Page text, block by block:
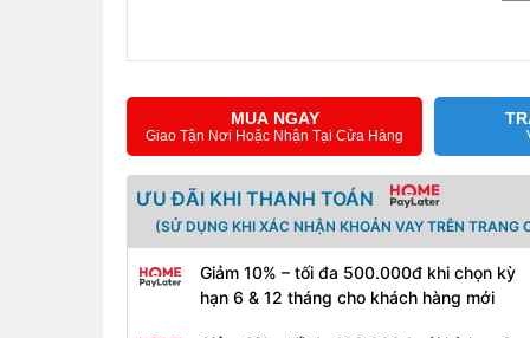
Điện áp:11.36 V
Dung lượng:5042mAh/57.3Wh
Microsoft Surface Book 3
Quy trình thay pin:
- Bước 1: Tiếp nhận thiết bị, kiểm tra tình trạng và
MUA NGAY
Giao Tận Nơi Hoặc Nhận Tại Cửa Hàng
ƯU ĐÃI KHI THANH TOÁN
(SỬ DỤNG KHI XÁC NHẬN KHOẢN VAY TRÊN TRANG
Giảm 10% – tối đa 500.000đ khi chọn kỳ
hạn 6 & 12 tháng cho khách hàng mới